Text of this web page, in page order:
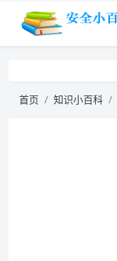
首页 知识小百科